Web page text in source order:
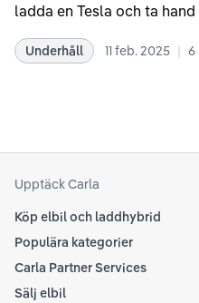
ladda en Tesla och ta
rekommendationer samt
Underhåll 11 feb. 2025 | 6
Upptäck Carla
Köp elbil och laddhybrid
Populära kategorier
Carla Partner Services
Sälj elbil